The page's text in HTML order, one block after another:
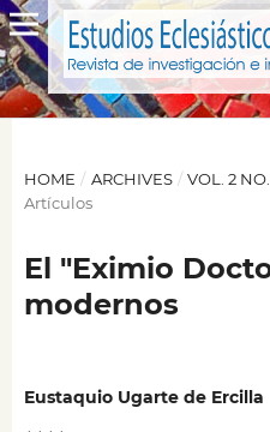
HOME / ARCHIVES / VOL. 2
Artículos
El "Eximio
modernos
Eustaquio Ugarte de Ercilla